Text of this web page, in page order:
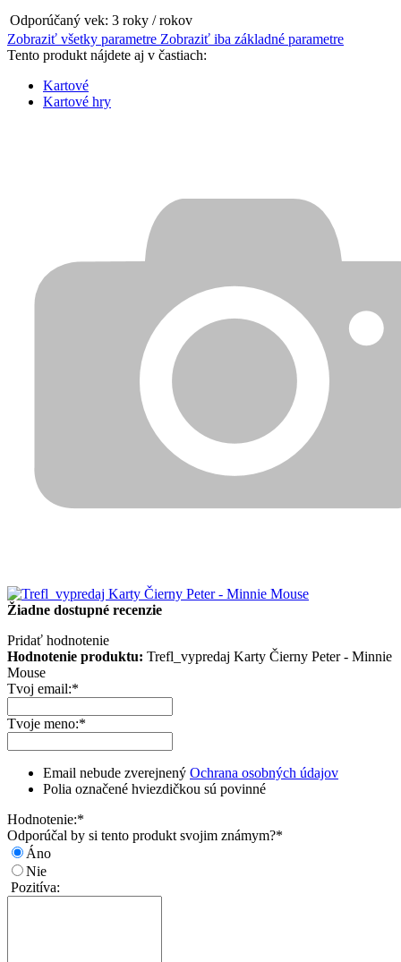
Odporúčaný vek: 3 roky / rokov
Zobraziť všetky parametre Zobraziť iba základné parametre
Tento produkt nájdete aj v častiach:
Kartové
Kartové hry
Žiadne dostupné recenzie
Pridať hodnotenie
Hodnotenie produktu: Trefl_vypredaj Karty Čierny Peter - Minnie
Mouse
Tvoj email:*
Tvoje meno:*
Email nebude zverejnený Ochrana osobných údajov
Polia označené hviezdičkou sú povinné
Hodnotenie:*
Odporúčal by si tento produkt svojim známym?*
Áno
Nie
Pozitíva: